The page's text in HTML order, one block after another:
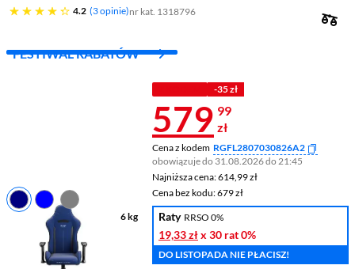
4.2
4.2 gwiazdek 3 opinie nr kat. 1318796
FESTIWAL RABATÓW
Maksymalne obciążenie
136 kg
tkanina, tkanina
SoftTouch
granatowy
-35 zł
Cena 579,99
579 99
zł
Cena z kodem RGFL2807030826A2
obowiązuje do 31.08.2026 do 21:45
Najniższa cena: 614,99 zł
Najniższa cena:614,99 zł
Cena bez kodu: 679 zł
Cena bez kodu:679 zł
Raty RRSO 0%
19,33 złx 30 rat0%
DO LISTOPADA NIE PŁACISZ!